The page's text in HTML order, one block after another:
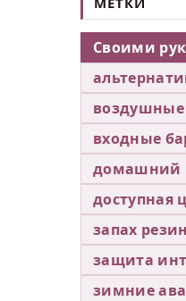
Своими
воздушные
входные
домашний
доступная
запах
защита
зимние